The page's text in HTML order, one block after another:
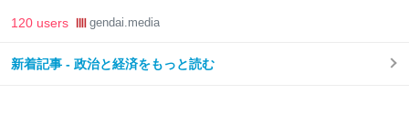
120 users gendai.media
新着記事 - 政治と経済をもっと読む